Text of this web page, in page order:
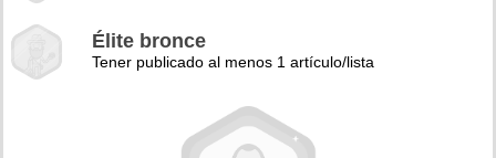
Élite bronce
Tener publicado al menos 1 artículo/lista